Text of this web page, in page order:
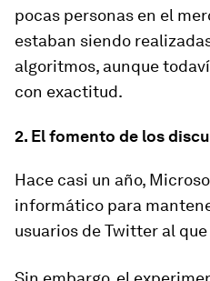
pocas personas en el
estaban siendo
algoritmos, aunque
con exactitud.
2. El fomento de los
Hace casi un año,
informático para
usuarios de Twitter al que